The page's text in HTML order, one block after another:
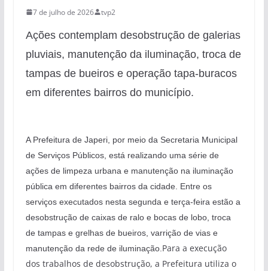
7 de julho de 2026 tvp2
Ações contemplam desobstrução de galerias
pluviais, manutenção da iluminação, troca de
tampas de bueiros e operação tapa-buracos
em diferentes bairros do município.
A Prefeitura de Japeri, por meio da Secretaria Municipal
de Serviços Públicos, está realizando uma série de
ações de limpeza urbana e manutenção na iluminação
pública em diferentes bairros da cidade. Entre os
serviços executados nesta segunda e terça-feira estão a
desobstrução de caixas de ralo e bocas de lobo, troca
de tampas e grelhas de bueiros, varrição de vias e
manutenção da rede de iluminação. Para a execução
dos trabalhos de desobstrução, a Prefeitura utiliza o